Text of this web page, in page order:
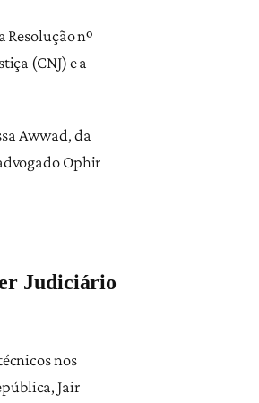
Resolução nº
(CNJ) e a
Awwad, da
Ophir
Judiciário
nos
Jair